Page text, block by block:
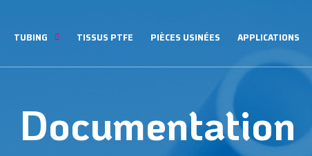
TUBING TISSUS PTFE PIÈCES USINÉES APPLICATIONS
Documentation